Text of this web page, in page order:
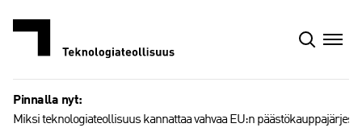
Pinnalla nyt:
Miksi teknologiateollisuus kannattaa vahvaa EU:n